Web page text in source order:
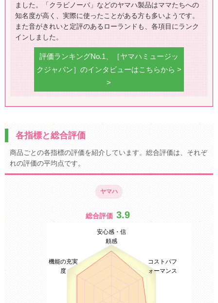
ました。「クラビノーバ」などのヤマハ製品はママたちへの
知名度が高く、実際に使ったことがある方も多いようです。
また音がきれいと定評のあるローランドも、各項目にランク
インしました。
評価ランキングNo.1、［ヤマハミュージッ
クジャパン］のインタビューはこちらから >
>
各指標と総合評価
商品ごとの各指標の評価を紹介しています。総合評価は、それぞ
れの評価の平均点です。
ヤマハ
総合評価 3.9
安心感・信
頼感
コストパフ
ォーマンス
機能の充実
度